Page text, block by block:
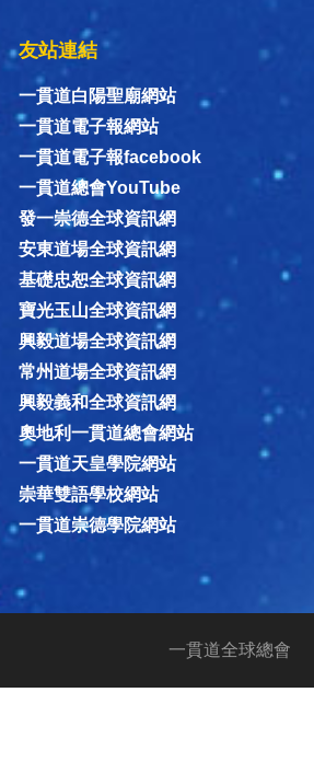
友站連結
一貫道白陽聖廟網站
一貫道電子報網站
一貫道電子報facebook
一貫道總會YouTube
發一崇德全球資訊網
安東道場全球資訊網
基礎忠恕全球資訊網
寶光玉山全球資訊網
興毅道場全球資訊網
常州道場全球資訊網
興毅義和全球資訊網
奧地利一貫道總會網站
一貫道天皇學院網站
崇華雙語學校網站
一貫道崇德學院網站
一貫道全球總會